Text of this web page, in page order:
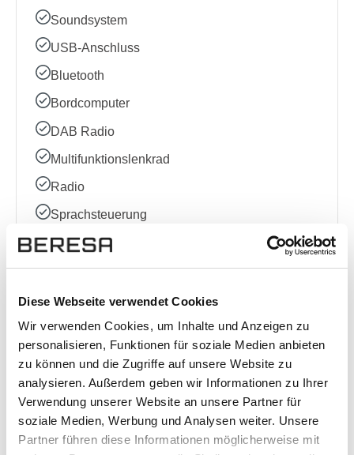
Diese Webseite verwendet Cookies
Wir verwenden Cookies, um Inhalte und Anzeigen zu
personalisieren, Funktionen für soziale Medien anbieten
zu können und die Zugriffe auf unsere Website zu
analysieren. Außerdem geben wir Informationen zu Ihrer
Verwendung unserer Website an unsere Partner für
soziale Medien, Werbung und Analysen weiter. Unsere
Partner führen diese Informationen möglicherweise mit
Soundsystem
USB-Anschluss
Bluetooth
Bordcomputer
DAB Radio
Multifunktionslenkrad
Radio
Sprachsteuerung
Volldigitales Kombiinstrument
Sonstige
Allradantrieb
Ausstattungslinie
Elektrische Sitzeinstellung
Kindersitzbefestigung (ISOFIX)
Garantie